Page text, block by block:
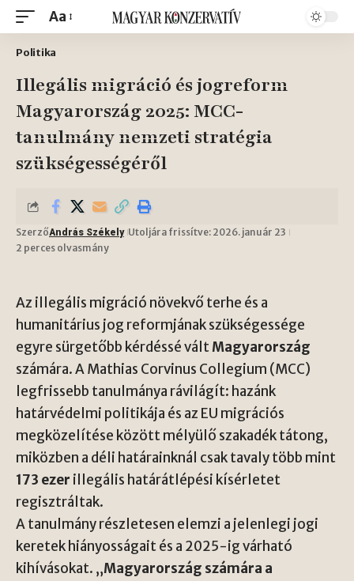
Aa
Politika
Illegális migráció és jogreform
Magyarország 2025: MCC-
tanulmány nemzeti stratégia
szükségességéről
SzerzőAndrás Székely Utoljára frissítve: 2026. január 23
2 perces olvasmány
Az illegális migráció növekvő terhe és a
humanitárius jog reformjának szükségessége
egyre sürgetőbb kérdéssé váltMagyarország
számára. A Mathias Corvinus Collegium (MCC)
legfrissebb tanulmánya rávilágít: hazánk
határvédelmi politikája és az EU migrációs
megközelítése között mélyülő szakadék tátong,
miközben a déli határainknál csak tavaly több mint
173 ezer illegális határátlépési kísérletet
regisztráltak.
A tanulmány részletesen elemzi a jelenlegi jogi
keretek hiányosságait és a 2025-ig várható
kihívásokat. „Magyarország számára a